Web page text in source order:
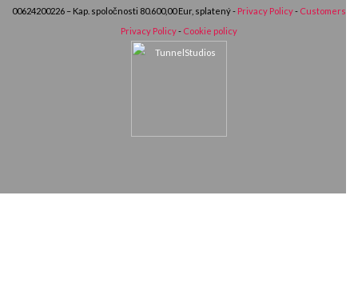
00624200226 – Kap. spoločnosti 80.600,00 Eur, splatený - Privacy Policy- Customers
Privacy Policy- Cookie policy